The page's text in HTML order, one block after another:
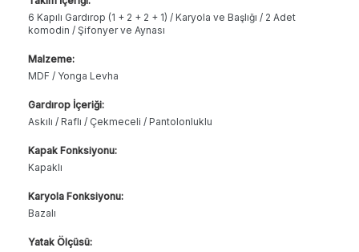
6 Kapılı Gardırop (1 + 2 + 2 + 1) / Karyola ve Başlığı / 2 Adet
komodin / Şifonyer ve Aynası
Malzeme:
MDF / Yonga Levha
Gardırop İçeriği:
Askılı / Raflı / Çekmeceli / Pantolonluklu
Kapak Fonksiyonu:
Kapaklı
Karyola Fonksiyonu:
Bazalı
Yatak Ölçüsü: